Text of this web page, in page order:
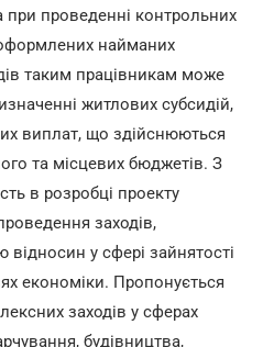
проведенні контрольних
найманих
таким працівникам може
житлових субсидій,
виплат, що здійснюються
та місцевих бюджетів. З
в розробці проекту
заходів,
відносин у сфері зайнятості
економіки. Пропонується
заходів у сферах
будівництва,